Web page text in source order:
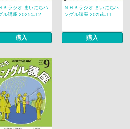
Ｋラジオ まいにちハ
ル講座 2025年12...
購入
ＮＨＫラジオ まいにちハ
ングル講座 2025年11...
購入